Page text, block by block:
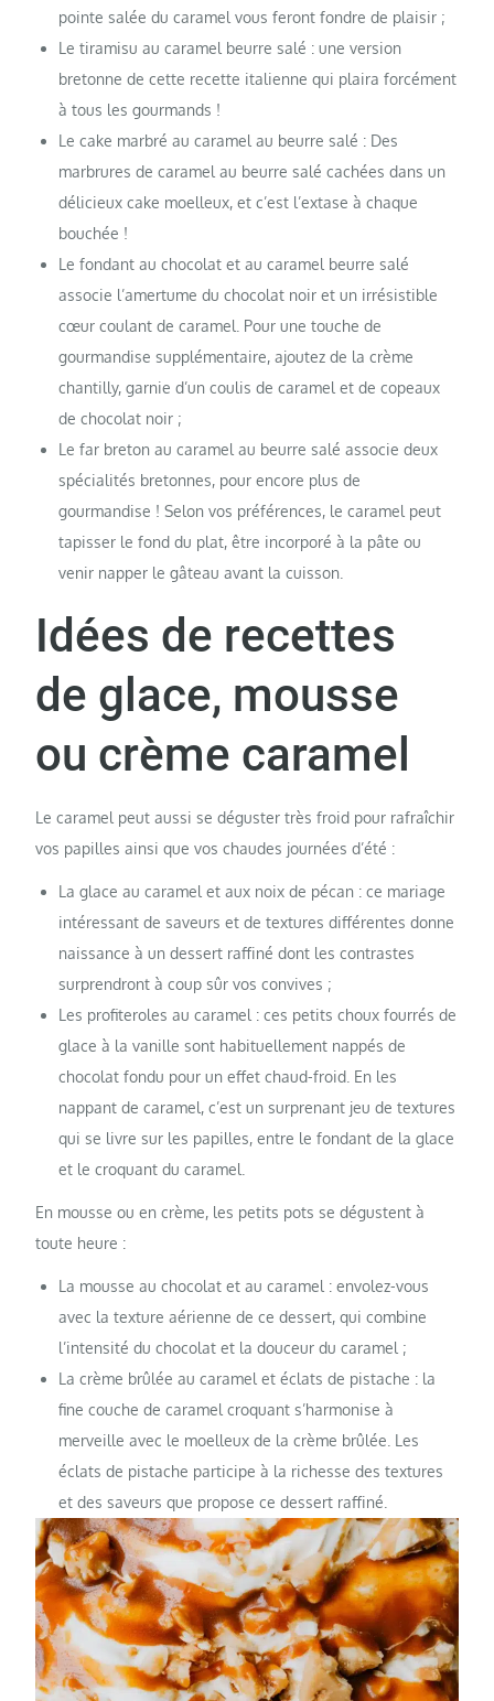
pointe salée du caramel vous feront fondre de plaisir ;
Le tiramisu au caramel beurre salé : une version
bretonne de cette recette italienne qui plaira forcément
à tous les gourmands !
Le cake marbré au caramel au beurre salé : Des
marbrures de caramel au beurre salé cachées dans un
délicieux cake moelleux, et c’est l’extase à chaque
bouchée !
Le fondant au chocolat et au caramel beurre salé
associe l’amertume du chocolat noir et un irrésistible
cœur coulant de caramel. Pour une touche de
gourmandise supplémentaire, ajoutez de la crème
chantilly, garnie d’un coulis de caramel et de copeaux
de chocolat noir ;
Le far breton au caramel au beurre salé associe deux
spécialités bretonnes, pour encore plus de
gourmandise ! Selon vos préférences, le caramel peut
tapisser le fond du plat, être incorporé à la pâte ou
venir napper le gâteau avant la cuisson.
Idées de recettes
de glace, mousse
ou crème caramel
Le caramel peut aussi se déguster très froid pour rafraîchir
vos papilles ainsi que vos chaudes journées d’été :
La glace au caramel et aux noix de pécan : ce mariage
intéressant de saveurs et de textures différentes donne
naissance à un dessert raffiné dont les contrastes
surprendront à coup sûr vos convives ;
Les profiteroles au caramel : ces petits choux fourrés de
glace à la vanille sont habituellement nappés de
chocolat fondu pour un effet chaud-froid. En les
nappant de caramel, c’est un surprenant jeu de textures
qui se livre sur les papilles, entre le fondant de la glace
et le croquant du caramel.
En mousse ou en crème, les petits pots se dégustent à
toute heure :
La mousse au chocolat et au caramel : envolez-vous
avec la texture aérienne de ce dessert, qui combine
l’intensité du chocolat et la douceur du caramel ;
La crème brûlée au caramel et éclats de pistache : la
fine couche de caramel croquant s’harmonise à
merveille avec le moelleux de la crème brûlée. Les
éclats de pistache participe à la richesse des textures
et des saveurs que propose ce dessert raffiné.